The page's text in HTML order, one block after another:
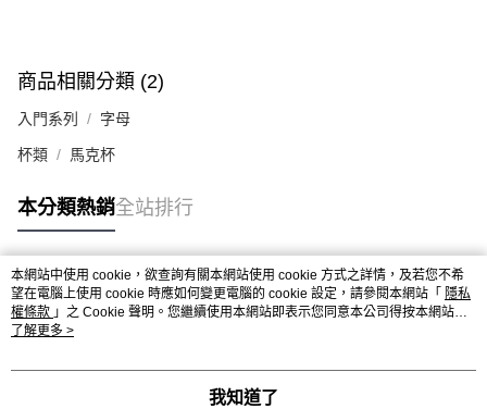
商品相關分類 (2)
入門系列 字母
杯類 馬克杯
本分類熱銷全站排行
熱門標籤
本網站中使用 cookie，欲查詢有關本網站使用 cookie 方式之詳情，及若您不希
望在電腦上使用 cookie 時應如何變更電腦的 cookie 設定，請參閱本網站「 隱私
權條款 」之 Cookie 聲明。您繼續使用本網站即表示您同意本公司得按本網站使
用條款之 Cookie 聲明使用 cookie。
了解更多 >
我知道了